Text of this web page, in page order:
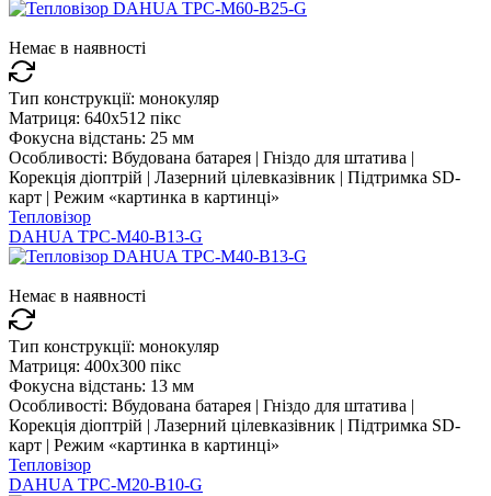
Немає в наявності
Тип конструкції: монокуляр
Матриця: 640x512 пікс
Фокусна відстань: 25 мм
Особливості: Вбудована батарея | Гніздо для штатива |
Корекція діоптрій | Лазерний цілевказівник | Підтримка SD-
карт | Режим «картинка в картинці»
Тепловізор
DAHUA TPC-M40-B13-G
Немає в наявності
Тип конструкції: монокуляр
Матриця: 400x300 пікс
Фокусна відстань: 13 мм
Особливості: Вбудована батарея | Гніздо для штатива |
Корекція діоптрій | Лазерний цілевказівник | Підтримка SD-
карт | Режим «картинка в картинці»
Тепловізор
DAHUA TPC-M20-B10-G